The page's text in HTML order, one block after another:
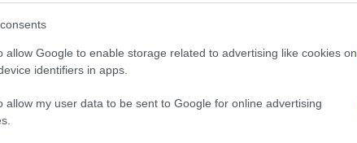
allow Google to enable storage related to advertising like cookies on
identifiers in apps.
allow my user data to be sent to Google for online advertising